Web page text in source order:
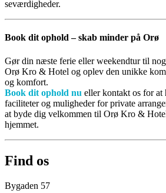
seværdigheder.
Book dit ophold – skab minder på Orø
Gør din næste ferie eller weekendtur til
Orø Kro & Hotel og oplev den unikke
og komfort.
Book dit ophold nu eller kontakt os for at
faciliteter og muligheder for private
at byde dig velkommen til Orø Kro &
hjemmet.
Find os
Bygaden 57